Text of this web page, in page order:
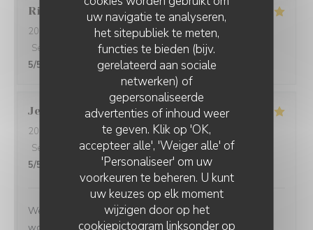
uw navigatie te analyseren,
het sitepubliek te meten,
functies te bieden (bijv.
gerelateerd aan sociale
netwerken) of
gepersonaliseerde
advertenties of inhoud weer
te geven. Klik op 'OK,
accepteer alle', 'Weiger alle' of
'Personaliseer' om uw
voorkeuren te beheren. U kunt
uw keuzes op elk moment
wijzigen door op het
cookiepictogram linksonder op
Riccardo
2026-05-25
- 21:45 - Gasten 2
Service
Atmosfeer: 4 /5 Keuken:5 /5 Kwaliteit / Prijs
5/5
Jenny
2026-05-25
- 21:15 - Gasten 2
Service
/5 Atmosfeer: 5/5 Keuken: 5/5 Kwaliteit / Prijs
5/5
We had a great evening at Essencial. The staff was